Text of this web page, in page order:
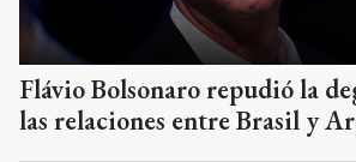
Flávio Bolsonaro repudió la
las relaciones entre Brasil y